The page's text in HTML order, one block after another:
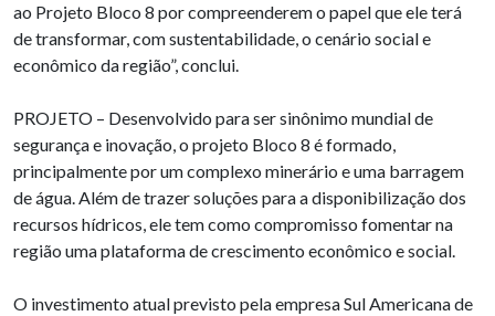
ao Projeto Bloco 8 por compreenderem o papel que ele terá
de transformar, com sustentabilidade, o cenário social e
econômico da região”, conclui.
PROJETO – Desenvolvido para ser sinônimo mundial de
segurança e inovação, o projeto Bloco 8 é formado,
principalmente por um complexo minerário e uma barragem
de água. Além de trazer soluções para a disponibilização dos
recursos hídricos, ele tem como compromisso fomentar na
região uma plataforma de crescimento econômico e social.
O investimento atual previsto pela empresa Sul Americana de